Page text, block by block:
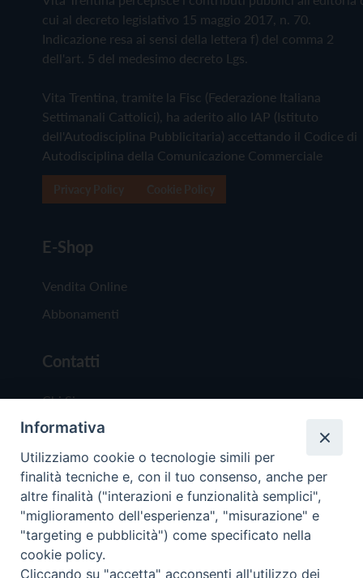
cui al decreto legislativo 15 maggio 2017, n. 70.
Indicazione resa ai sensi della lettera f) del comma 2
dell'art. 5 del medesimo decreto Lgs.
Vita Trentina, tramite la Fisc (Federazione Italiana
Settimanali Cattolici), ha aderito allo IAP (Istituto
dell'Autodisciplina Pubblicitaria) accettando il Codice di
Autodisciplina della Comunicazione Commerciale
E-Shop
Vendita Online
Abbonamenti
Contatti
Chi Siamo
Redazione
Scrivici
Copyright © 2019 - Tutti i diritti riservati - Vita
Informativa
Utilizziamo cookie o tecnologie simili per
finalità tecniche e, con il tuo consenso, anche per
altre finalità ("interazioni e funzionalità semplici",
"miglioramento dell'esperienza", "misurazione" e
"targeting e pubblicità") come specificato nella
cookie policy.
Cliccando su "accetta" acconsenti all'utilizzo dei